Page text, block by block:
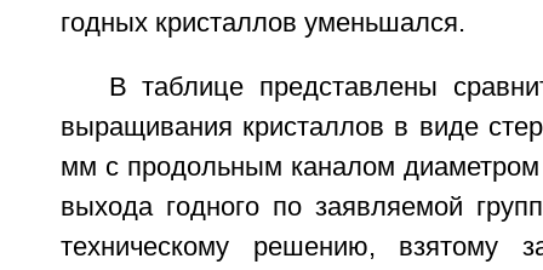
годных кристаллов уменьшался.
В таблице представлены
выращивания кристаллов в виде
мм с продольным каналом
выхода годного по заявляемой
техническому решению, взятому